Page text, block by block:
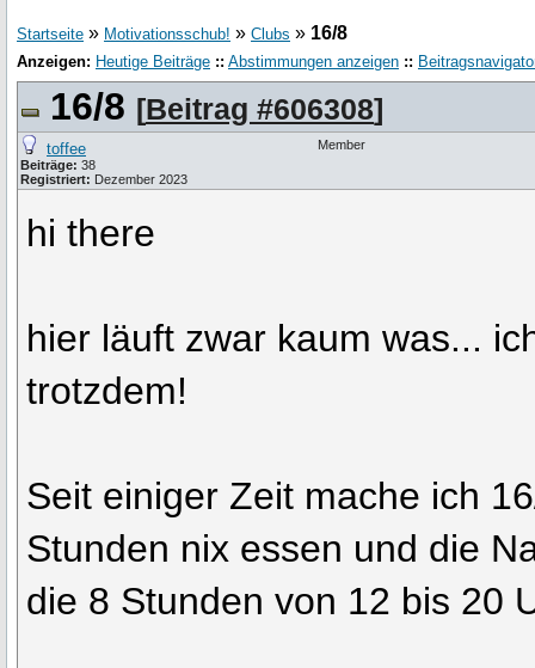
Startseite » Motivationsschub! » Clubs » 16/8
Anzeigen: Heutige Beiträge :: Abstimmungen anzeigen ::
16/8 [Beitrag #606308]
toffee
Beiträge: 38
Registriert: Dezember 2023
Member
hi there
hier läuft zwar kaum was...
trotzdem!
Seit einiger Zeit mache ich
Stunden nix essen und die
die 8 Stunden von 12 bis 20